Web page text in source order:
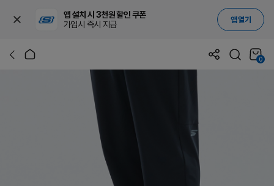
앱 설치 시 3천원 할인 쿠폰
가입시 즉시 지급
앱 열기
0